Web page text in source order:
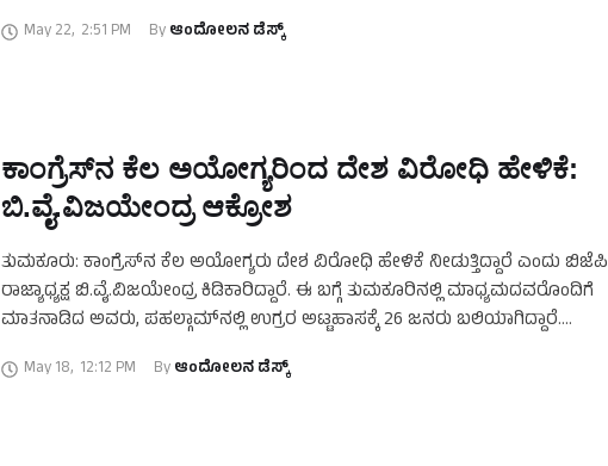
May 22, 2:51 PM By ಆಂದೋಲನ ಡೆಸ್ಕ್
ಕಾಂಗ್ರೆಸ್‌ನ ಕೆಲ ಅಯೋಗ್ಯರಿಂದ ದೇಶ ವಿರೋಧಿ ಹೇಳಿಕೆ:
ಬಿ.ವೈ.ವಿಜಯೇಂದ್ರ ಆಕ್ರೋಶ
ತುಮಕೂರು: ಕಾಂಗ್ರೆಸ್‌ನ ಕೆಲ ಅಯೋಗ್ಯರು ದೇಶ ವಿರೋಧಿ ಹೇಳಿಕೆ ನೀಡುತ್ತಿದ್ದಾರೆ ಎಂದು ಬಿಜೆಪಿ
ರಾಜ್ಯಾಧ್ಯಕ್ಷ ಬಿ.ವೈ.ವಿಜಯೇಂದ್ರ ಕಿಡಿಕಾರಿದ್ದಾರೆ. ಈ ಬಗ್ಗೆ ತುಮಕೂರಿನಲ್ಲಿ ಮಾಧ್ಯಮದವರೊಂದಿಗೆ
ಮಾತನಾಡಿದ ಅವರು, ಪಹಲ್ಗಾಮ್‌ನಲ್ಲಿ ಉಗ್ರರ ಅಟ್ಟಹಾಸಕ್ಕೆ 26 ಜನರು ಬಲಿಯಾಗಿದ್ದಾರೆ.
May 18, 12:12 PM By ಆಂದೋಲನ ಡೆಸ್ಕ್